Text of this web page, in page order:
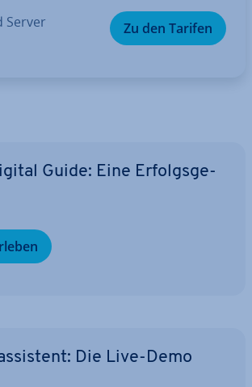
Server Zu den Tarifen
Guide: Eine Er­folgs­ge­
Die Live-Demo